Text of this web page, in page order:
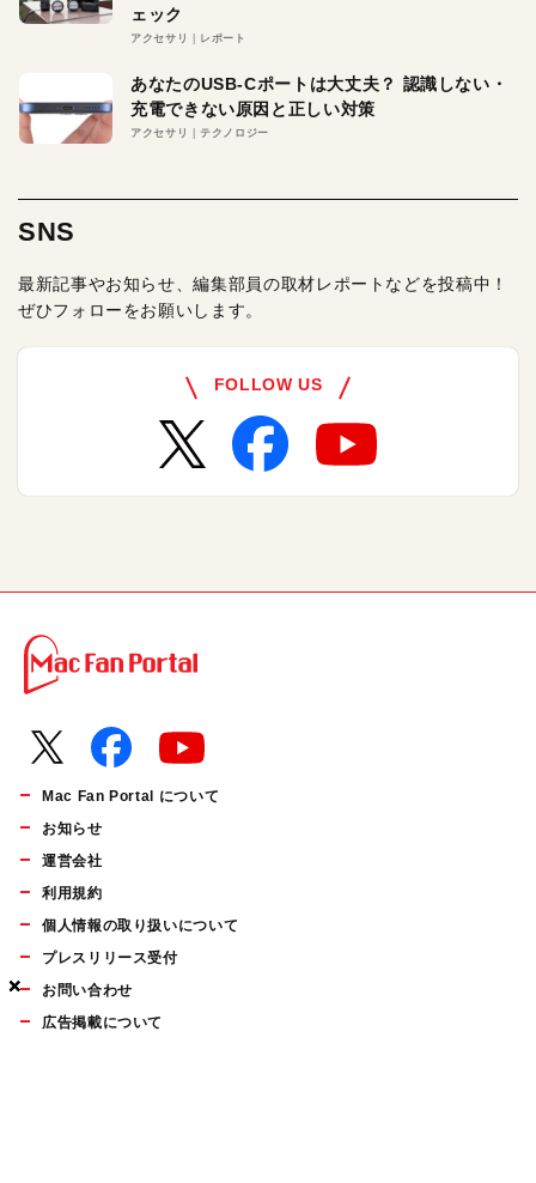
×
×
×
ェック
アクセサリ レポート
あなたのUSB-Cポートは大丈夫？ 認識しない・
充電できない原因と正しい対策
アクセサリ テクノロジー
SNS
最新記事やお知らせ、編集部員の取材レポートなどを投稿中！
ぜひフォローをお願いします。
FOLLOW US
Mac Fan Portal について
お知らせ
運営会社
利用規約
個人情報の取り扱いについて
プレスリリース受付
お問い合わせ
広告掲載について